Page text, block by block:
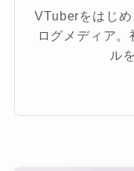
VTuberをはじ
ログメディア
ル